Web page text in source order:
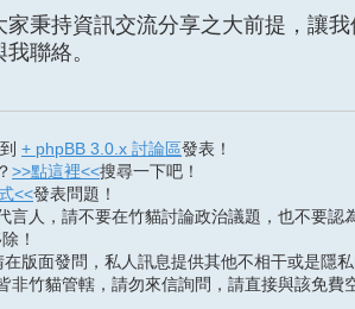
家秉持資訊交流分享之大前提，讓
聯絡。
+ phpBB 3.0.x 討論區發表！
>>點這裡<<搜尋一下吧！
<<發表問題！
言人，請不要在竹貓討論政治議題，也不要
！
版面發問，私人訊息提供其他不相干或是隱私
非竹貓管轄，請勿來信詢問，請直接與該免費